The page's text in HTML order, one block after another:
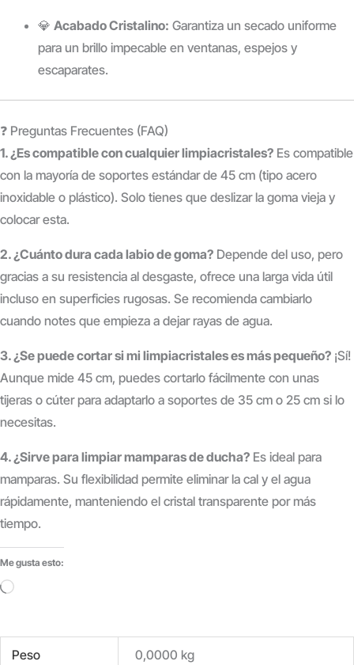
💎 Acabado Cristalino: Garantiza un secado uniforme
para un brillo impecable en ventanas, espejos y
escaparates.
❓ Preguntas Frecuentes (FAQ)
1. ¿Es compatible con cualquier limpiacristales? Es compatible
con la mayoría de soportes estándar de 45 cm (tipo acero
inoxidable o plástico). Solo tienes que deslizar la goma vieja y
colocar esta.
2. ¿Cuánto dura cada labio de goma? Depende del uso, pero
gracias a su resistencia al desgaste, ofrece una larga vida útil
incluso en superficies rugosas. Se recomienda cambiarlo
cuando notes que empieza a dejar rayas de agua.
3. ¿Se puede cortar si mi limpiacristales es más pequeño? ¡Sí!
Aunque mide 45 cm, puedes cortarlo fácilmente con unas
tijeras o cúter para adaptarlo a soportes de 35 cm o 25 cm si lo
necesitas.
4. ¿Sirve para limpiar mamparas de ducha? Es ideal para
mamparas. Su flexibilidad permite eliminar la cal y el agua
rápidamente, manteniendo el cristal transparente por más
tiempo.
Me gusta esto:
Cargando...
Peso 0,0000 kg